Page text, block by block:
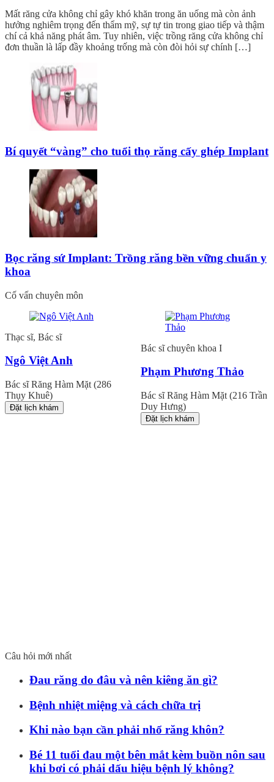
Mất răng cửa không chỉ gây khó khăn trong ăn uống mà còn ảnh
hưởng nghiêm trọng đến thẩm mỹ, sự tự tin trong giao tiếp và thậm
chí cả khả năng phát âm. Tuy nhiên, việc trồng răng cửa không chỉ
đơn thuần là lấp đầy khoảng trống mà còn đòi hỏi sự chính […]
Bí quyết “vàng” cho tuổi thọ răng cấy ghép Implant
Bọc răng sứ Implant: Trồng răng bền vững chuẩn y
khoa
Cố vấn chuyên môn
Thạc sĩ, Bác sĩ
Ngô Việt Anh
Bác sĩ Răng Hàm Mặt (286
Thụy Khuê)
Đặt lịch khám
Bác sĩ chuyên khoa I
Phạm Phương Thảo
Bác sĩ Răng Hàm Mặt (216 Trần
Duy Hưng)
Đặt lịch khám
Câu hỏi mới nhất
Đau răng do đâu và nên kiêng ăn gì?
Bệnh nhiệt miệng và cách chữa trị
Khi nào bạn cần phải nhổ răng khôn?
Bé 11 tuổi đau một bên mắt kèm buồn nôn sau
khi bơi có phải dấu hiệu bệnh lý không?